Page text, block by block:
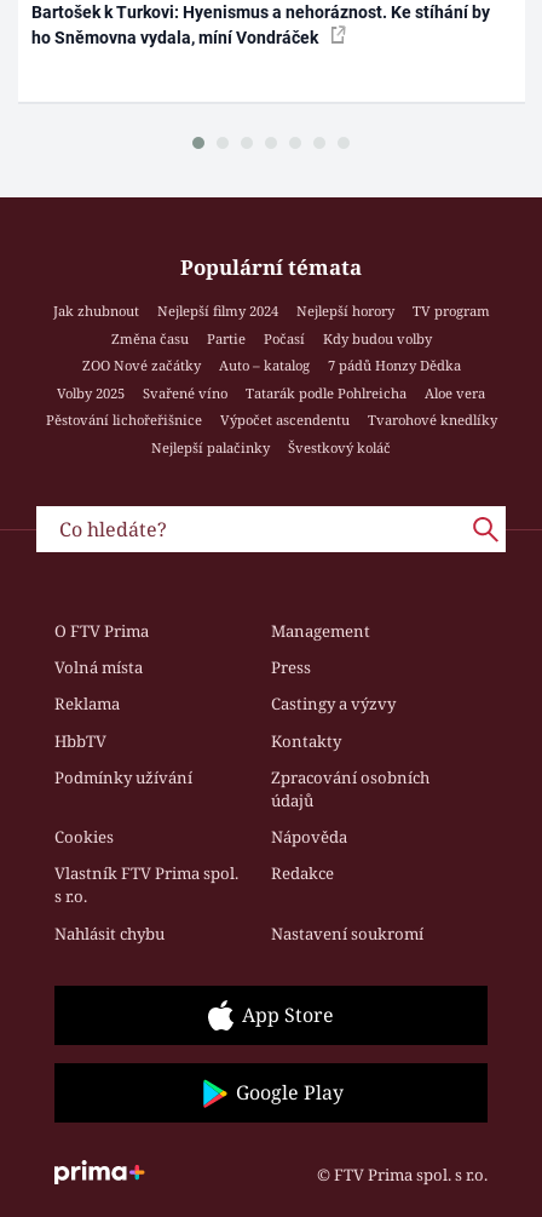
Bartošek k Turkovi: Hyenismus a nehoráznost. Ke stíhání by
ho Sněmovna vydala, míní Vondráček
Populární témata
Jak zhubnout Nejlepší filmy 2024 Nejlepší horory
TV program
Změna času
Partie Počasí
Kdy budou volby
ZOO Nové začátky
Auto – katalog
7 pádů Honzy Dědka
Volby 2025
Svařené víno Tatarák podle Pohlreicha
Aloe vera
Pěstování lichořeřišnice
Výpočet ascendentu
Tvarohové knedlíky
Nejlepší palačinky
Švestkový koláč
O FTV Prima
Management
Volná místa
Press
Reklama
Castingy a výzvy
HbbTV
Kontakty
Podmínky užívání
Zpracování osobních
údajů
Cookies
Nápověda
Vlastník FTV Prima spol.
s r.o.
Redakce
Nahlásit chybu Nastavení soukromí
App Store
Google Play
© FTV Prima spol. s r.o.